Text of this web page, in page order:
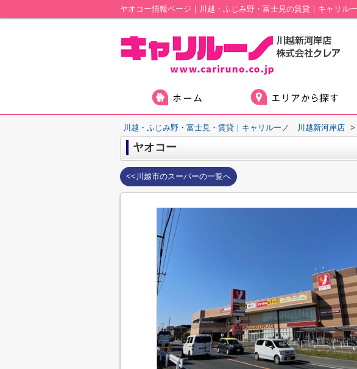
ヤオコー情報ページ｜川越・ふじみ野・富士見の賃貸｜キャリ
川越・ふじみ野・富士見・賃貸｜キャリルーノ 川越新河岸店 >
ヤオコー
<<川越市のスーパーの一覧へ